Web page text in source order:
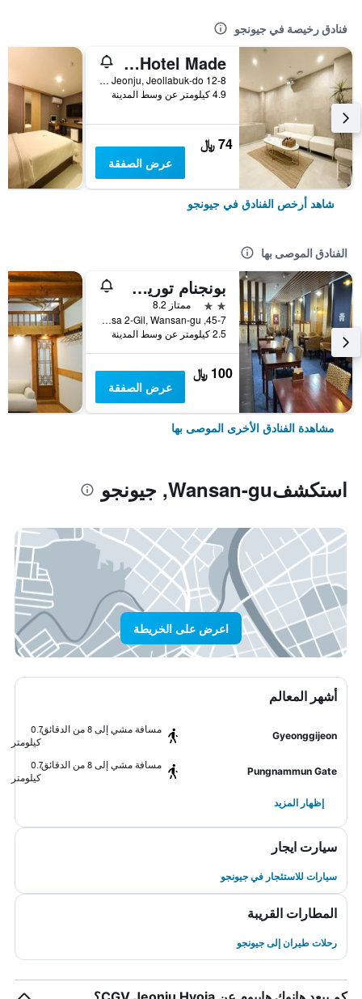
فنادق رخيصة في جيونجو
Jeonju Sanjeongdong Hotel Made
12-8 Sanjeong 2-Gil, Deokjin-gu, Jeonju, Jeollabuk-do, جيونجو, كوريا الجنوبية
4.9 كيلومتر عن وسط المدينة
74 ﷼
عرض الصفقة
شاهد أرخص الفنادق في جيونجو
الفنادق الموصى بها
بونجنام توريست هوتل
2 نجمتين
ممتاز 8.2
45-7, Jeonjugaeksa 2-Gil, Wansan-gu, جيونجو, كوريا الجنوبية
2.5 كيلومتر عن وسط المدينة
100 ﷼
عرض الصفقة
مشاهدة الفنادق الأخرى الموصى بها
استكشفWansan-gu, جيونجو
اعرض على الخريطة
أشهر المعالم
Gyeonggijeon
مسافة مشي إلى 8 من الدقائق
0.7
كيلومتر
Pungnammun Gate
مسافة مشي إلى 8 من الدقائق
0.7
كيلومتر
إظهار المزيد
سيارت ايجار
سيارات للاستئجار في جيونجو
المطارات القريبة
رحلات طيران إلى جيونجو